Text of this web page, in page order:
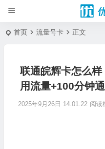
首页 流量号卡 正文
联通皖辉卡怎么
用流量+100分钟
2025年9月26日 14:01:22 阅读